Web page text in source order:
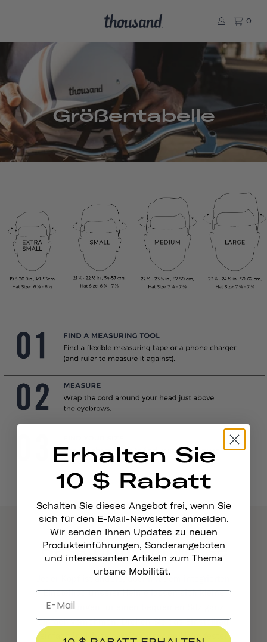
0
Größentabelle
Passform-Hinweise
Jeder Kopf ist anders, aber mit dem integrierten
Einstellrad unserer Helme lassen sich kleine
Anpassungen für einen bequemen Sitz ganz
einfach vornehmen. Drehen Sie das Einstellrad
einfach im Uhrzeigersinn, um den Helm fester
Erhalten Sie
10 $ Rabatt
Schalten Sie dieses Angebot frei, wenn Sie
sich für den E-Mail-Newsletter anmelden.
Wir senden Ihnen Updates zu neuen
Produkteinführungen, Sonderangeboten
und interessanten Artikeln zum Thema
urbane Mobilität.